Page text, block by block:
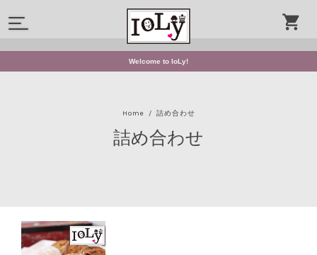
Welcome to IoLy!
Home 詰め合わせ
詰め合わせ